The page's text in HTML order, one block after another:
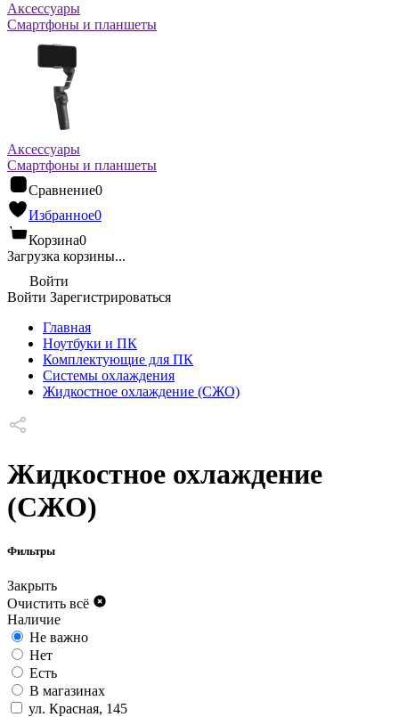
Аксессуары
Смартфоны и планшеты
Аксессуары
Смартфоны и планшеты
Сравнение0
Избранное0
Корзина0
Загрузка корзины...
Войти
Войти Зарегистрироваться
Главная
Ноутбуки и ПК
Комплектующие для ПК
Системы охлаждения
Жидкостное охлаждение (СЖО)
Жидкостное охлаждение
(СЖО)
Фильтры
Закрыть
Очистить всё
Наличие
Не важно
Нет
Есть
В магазинах
ул. Красная, 145